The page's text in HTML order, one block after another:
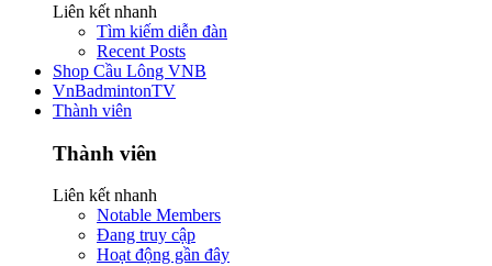
Liên kết nhanh
Tìm kiếm diễn đàn
Recent Posts
Shop Cầu Lông VNB
VnBadmintonTV
Thành viên
Thành viên
Liên kết nhanh
Notable Members
Đang truy cập
Hoạt động gần đây